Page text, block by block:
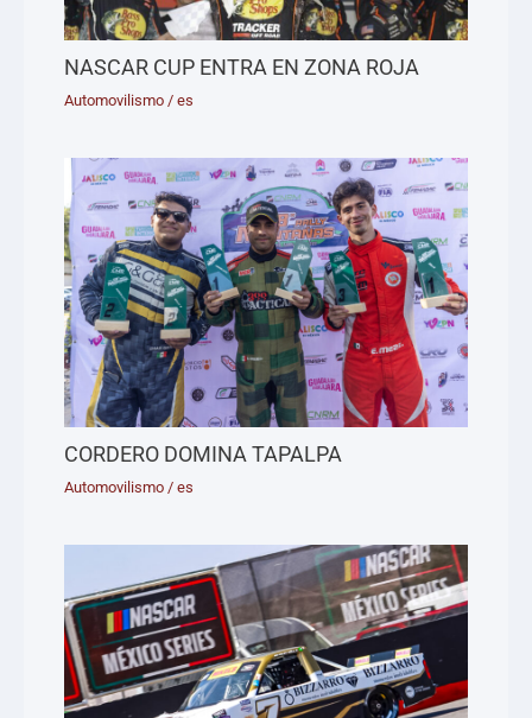
NASCAR CUP ENTRA EN ZONA ROJA
Automovilismo /es
CORDERO DOMINA TAPALPA
Automovilismo /es